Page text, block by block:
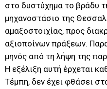
στο δυστύχημα το βράδυ
μηχανοστάσιο της
αμαξοστοιχίας, προς
αξιοποίνων πράξεων.
μηνός από τη λήψη της
Η εξέλιξη αυτή έρχεται
Τέμπη, δεν έχει φθάσει